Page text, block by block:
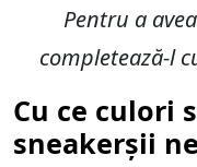
Pentru a
completează-l
Cu ce culori
sneakerșii